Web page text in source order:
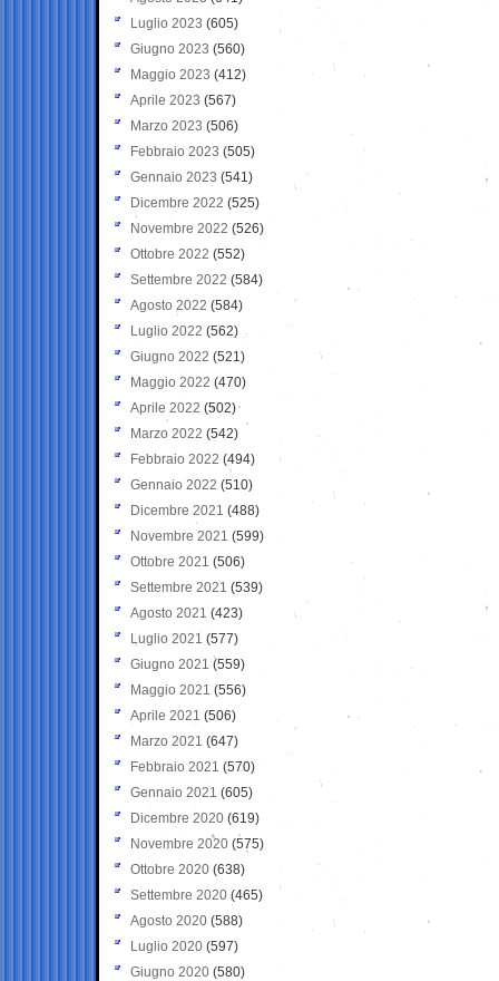
Luglio 2023 (605)
Giugno 2023 (560)
Maggio 2023 (412)
Aprile 2023 (567)
Marzo 2023 (506)
Febbraio 2023 (505)
Gennaio 2023 (541)
Dicembre 2022 (525)
Novembre 2022 (526)
Ottobre 2022 (552)
Settembre 2022 (584)
Agosto 2022 (584)
Luglio 2022 (562)
Giugno 2022 (521)
Maggio 2022 (470)
Aprile 2022 (502)
Marzo 2022 (542)
Febbraio 2022 (494)
Gennaio 2022 (510)
Dicembre 2021 (488)
Novembre 2021 (599)
Ottobre 2021 (506)
Settembre 2021 (539)
Agosto 2021 (423)
Luglio 2021 (577)
Giugno 2021(559)
Maggio 2021 (556)
Aprile 2021 (506)
Marzo 2021 (647)
Febbraio 2021 (570)
Gennaio 2021 (605)
Dicembre 2020 (619)
Novembre 2020 (575)
Ottobre 2020 (638)
Settembre 2020(465)
Agosto 2020 (588)
Luglio 2020 (597)
Giugno 2020 (580)